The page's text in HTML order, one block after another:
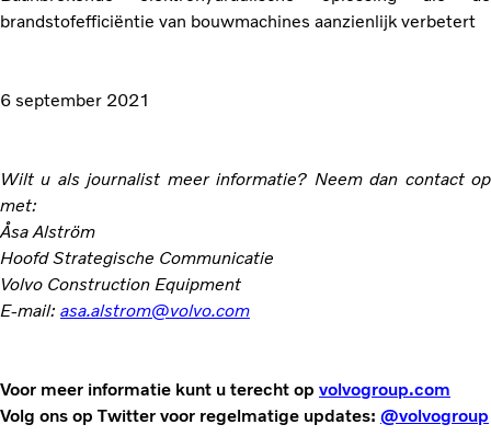
brandstofefficiëntie van bouwmachines aanzienlijk verbetert
6 september 2021
Wilt u als journalist meer informatie? Neem dan contact op
met:
Åsa Alström
Hoofd Strategische Communicatie
Volvo Construction Equipment
E-mail: asa.alstrom@volvo.com
Voor meer informatie kunt u terecht op volvogroup.com
Volg ons op Twitter voor regelmatige updates: @volvogroup